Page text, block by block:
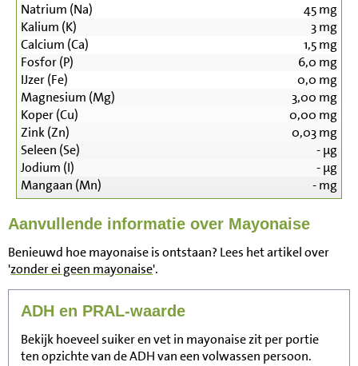
Natrium (Na) 45mg
Kalium (K)
3mg
Calcium (Ca)
1,5mg
Fosfor (P)
6,0 mg
IJzer (Fe)
0,0 mg
Magnesium (Mg)
3,00 mg
Koper (Cu)
0,00 mg
Zink (Zn)
0,03mg
Seleen (Se)
-µg
Jodium (I)
-µg
Mangaan (Mn)
-mg
Aanvullende informatie over Mayonaise
Benieuwd hoe mayonaise is ontstaan? Lees het artikel over
'zonder ei geen mayonaise'.
ADH en PRAL-waarde
Bekijk hoeveel suiker en vet in mayonaise zit per portie
ten opzichte van de ADH van een volwassen persoon.